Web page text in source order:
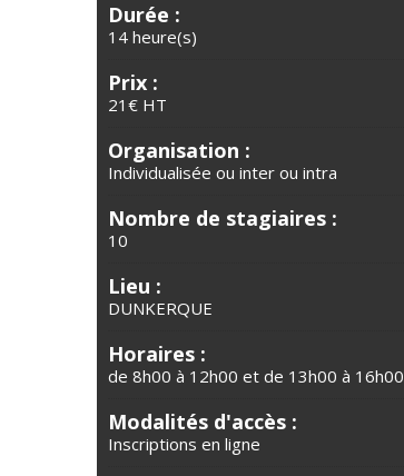
Durée :
14 heure(s)
Prix :
21€ HT
Organisation :
Individualisée ou inter ou intra
Nombre de stagiaires :
10
Lieu :
DUNKERQUE
Horaires :
de 8h00 à 12h00 et de 13h00 à 16h00
Modalités d'accès :
Inscriptions en ligne